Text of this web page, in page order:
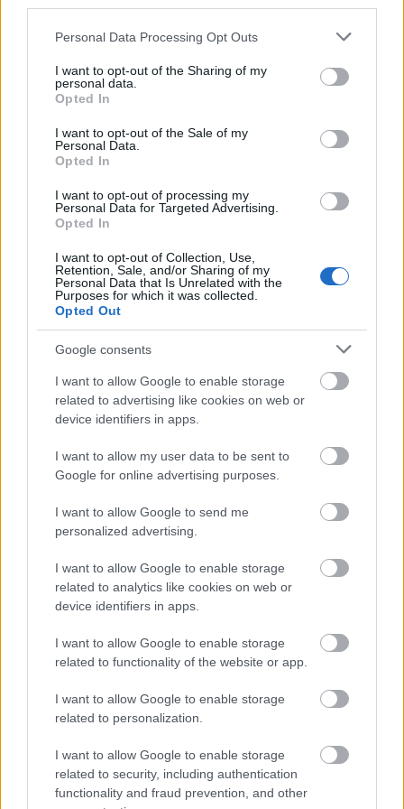
Please note that this website/app uses one or more Google
not limited to your visit or usage behaviour. You may click to
grant or deny consent to Google and its third-party tags to
use your data for below specified purposes in below Google
consent section.
Personal Data Processing Opt Outs
I want to opt-out of the Sharing of my
personal data.
Opted In
I want to opt-out of the Sale of my
Personal Data.
Opted In
I want to opt-out of processing my
Personal Data for Targeted Advertising.
Opted In
I want to opt-out of Collection, Use,
Retention, Sale, and/or Sharing of my
Personal Data that Is Unrelated with the
Purposes for which it was collected.
Opted Out
Google consents
I want to allow Google to enable storage
related to advertising like cookies on web or
device identifiers in apps.
I want to allow my user data to be sent to
Google for online advertising purposes.
I want to allow Google to send me
personalized advertising.
I want to allow Google to enable storage
related to analytics like cookies on web or
device identifiers in apps.
I want to allow Google to enable storage
related to functionality of the website or app.
I want to allow Google to enable storage
related to personalization.
I want to allow Google to enable storage
related to security, including authentication
functionality and fraud prevention, and other
Útfelújítások Heves megyében – négyszámjegyű
utak korszerűsítése zárul
Több mint 7,6 kilométernyi útszakaszon végzett felújítási
munkákat a STRABAG Építő Kft. Heves vármegyében, a Magyar
jelű Gyöngyös–Verpelét–Eger összekötő út Eger és Egerszalók
közötti szakaszát, valamint a 2417-es jelű Kápolna–Verpelét
összekötő utat érintették.
Minden, amit a GED Afrika projektről
Hideg újrahasznosítási technológiával
újítják fel Bihar kiemelt
turistacélpontjának főútját - FOTÓK